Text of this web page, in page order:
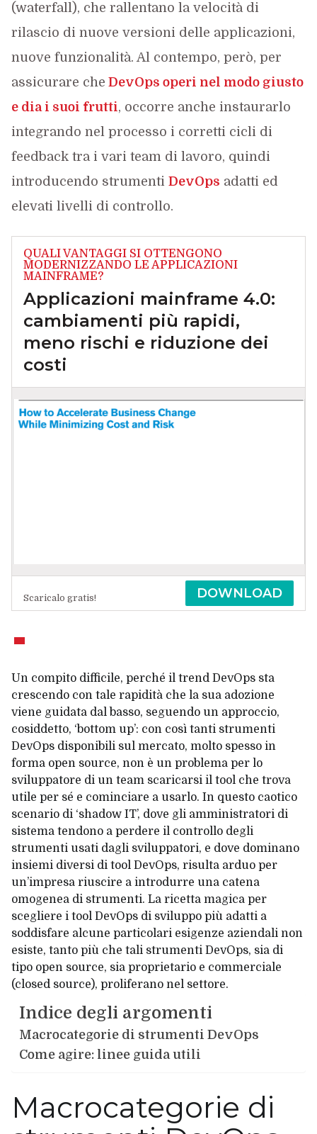
(waterfall), che rallentano la velocità di
rilascio di nuove versioni delle applicazioni,
nuove funzionalità. Al contempo, però, per
assicurare che DevOps operi nel modo giusto
e dia i suoi frutti, occorre anche instaurarlo
integrando nel processo i corretti cicli di
feedback tra i vari team di lavoro, quindi
introducendo strumenti DevOps adatti ed
elevati livelli di controllo.
QUALI VANTAGGI SI OTTENGONO
MODERNIZZANDO LE APPLICAZIONI
MAINFRAME?
Applicazioni mainframe 4.0:
cambiamenti più rapidi,
meno rischi e riduzione dei
costi
Scaricalo gratis! DOWNLOAD
Un compito difficile, perché il trend DevOps sta
crescendo con tale rapidità che la sua adozione
viene guidata dal basso, seguendo un approccio,
cosiddetto, ‘bottom up’: con così tanti strumenti
DevOps disponibili sul mercato, molto spesso in
forma open source, non è un problema per lo
sviluppatore di un team scaricarsi il tool che trova
utile per sé e cominciare a usarlo. In questo caotico
scenario di ‘shadow IT’, dove gli amministratori di
sistema tendono a perdere il controllo degli
strumenti usati dagli sviluppatori, e dove dominano
insiemi diversi di tool DevOps, risulta arduo per
un’impresa riuscire a introdurre una catena
omogenea di strumenti. La ricetta magica per
scegliere i tool DevOps di sviluppo più adatti a
soddisfare alcune particolari esigenze aziendali non
esiste, tanto più che tali strumenti DevOps, sia di
tipo open source, sia proprietario e commerciale
(closed source), proliferano nel settore.
Indice degli argomenti
Macrocategorie di strumenti DevOps
Come agire: linee guida utili
Macrocategorie di